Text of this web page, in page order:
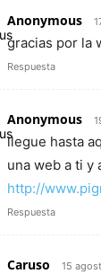
Anonymous
gracias por la
Respuesta
Anonymous
llegue hasta
una web a ti y
http://
Respuesta
Caruso 15